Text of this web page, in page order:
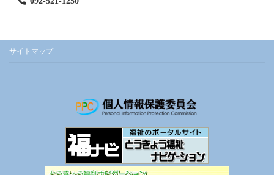
サイトマップ